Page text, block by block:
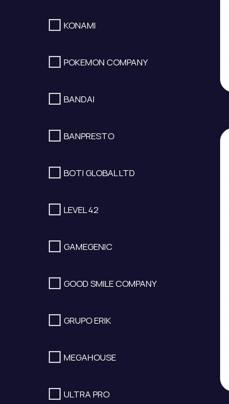
KONAMI
POKEMON COMPANY
BANDAI
BANPRESTO
BOTI GLOBAL LTD
LEVEL 42
GAMEGENIC
GOOD SMILE COMPANY
GRUPO ERIK
MEGAHOUSE
ULTRA PRO